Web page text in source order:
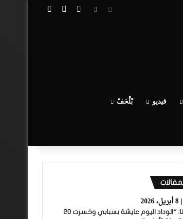
تسجيل الدخول
مقال عشوائي
فيديو بْلْخَفّ
أيت منا: “الوداد اليوم عايشة بسبابي وخسرت 20